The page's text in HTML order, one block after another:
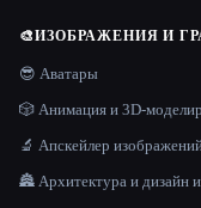
🎨ИЗОБРАЖЕНИЯ И
😎 Аватары
🎲 Анимация и 3D-
🔬 Апскейлер
🏯 Архитектура и дизайн